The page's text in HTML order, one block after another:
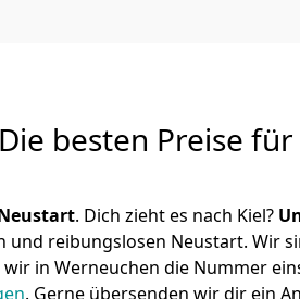
besten Preise
. Dich zieht es nach Kiel?
und reibungslosen Neustart. Wir
wir in Werneuchen die Nummer
. Gerne übersenden wir dir ein